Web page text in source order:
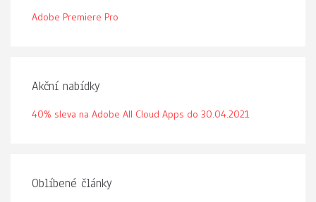
Adobe Premiere Pro
Akční nabídky
40% sleva na Adobe All Cloud Apps do 30.04.2021
Oblíbené články